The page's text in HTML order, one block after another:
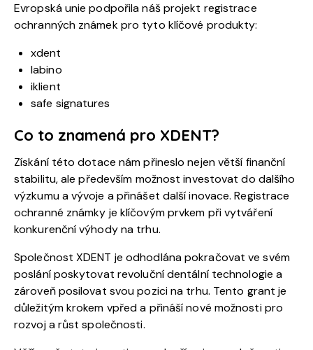
Evropská unie podpořila náš projekt registrace
ochranných známek pro tyto klíčové produkty:
xdent
labino
iklient
safe signatures
Co to znamená pro XDENT?
Získání této dotace nám přineslo nejen větší finanční
stabilitu, ale především možnost investovat do dalšího
výzkumu a vývoje a přinášet další inovace. Registrace
ochranné známky je klíčovým prvkem při vytváření
konkurenční výhody na trhu.
Společnost XDENT je odhodlána pokračovat ve svém
poslání poskytovat revoluční dentální technologie a
zároveň posilovat svou pozici na trhu. Tento grant je
důležitým krokem vpřed a přináší nové možnosti pro
rozvoj a růst společnosti.